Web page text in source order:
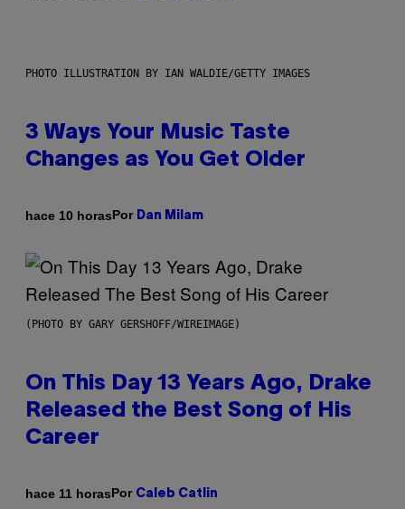
PHOTO ILLUSTRATION BY IAN WALDIE/GETTY IMAGES
3 Ways Your Music Taste
Changes as You Get Older
hace 10 horasPor Dan Milam
(PHOTO BY GARY GERSHOFF/WIREIMAGE)
On This Day 13 Years Ago, Drake
Released the Best Song of His
Career
hace 11 horasPor Caleb Catlin